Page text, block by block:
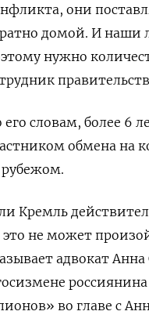
они
домой. И наши
нужно
его словам, более 6
обмена на
рубежом.
Кремль
это не может
адвокат
во главе с